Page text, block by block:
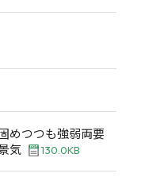
めつつも強弱両要
気
130.0KB